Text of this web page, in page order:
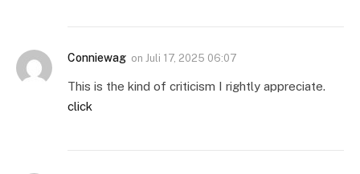
Conniewag on Juli 17, 2025 06:07
This is the kind of criticism I rightly appreciate.
click